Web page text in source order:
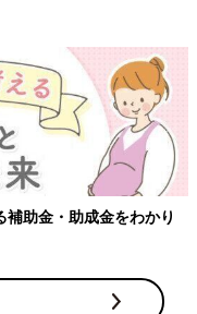
素を注入し、密封する
ェックし、完成となり
1つもなくレーン自体
自動化しているので人
入場する際にも、防じ
、異物が入らないよう
定期的に検査をするほ
徹底的な品質管理をし
助金・助成金をわかり